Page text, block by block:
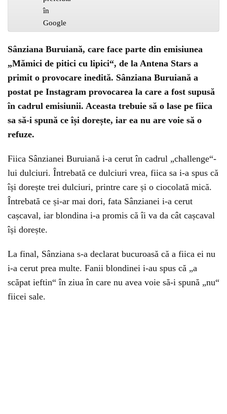
Sânziana Buruiană, care face parte din emisiunea
„Mămici de pitici cu lipici“, de la Antena Stars a
primit o provocare inedită. Sânziana Buruiană a
postat pe Instagram provocarea la care a fost supusă
în cadrul emisiunii. Aceasta trebuie să o lase pe fiica
sa să-i spună ce își dorește, iar ea nu are voie să o
refuze.
Fiica Sânzianei Buruiană i-a cerut în cadrul „challenge“-
lui dulciuri. Întrebată ce dulciuri vrea, fiica sa i-a spus că
își dorește trei dulciuri, printre care și o ciocolată mică.
Întrebată ce și-ar mai dori, fata Sânzianei i-a cerut
cașcaval, iar blondina i-a promis că îi va da cât cașcaval
își dorește.
La final, Sânziana s-a declarat bucuroasă că a fiica ei nu
i-a cerut prea multe. Fanii blondinei i-au spus că „a
scăpat ieftin“ în ziua în care nu avea voie să-i spună „nu“
fiicei sale.